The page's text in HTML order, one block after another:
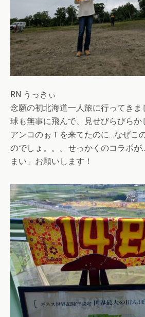
RN うっきぃ
念願の初北海道一人旅に行ってき
球も無事に飛んで、見せびらびらか
アンコのぉＴを来てたのに…なぜこ
のでしょ。。。せっかくのコラボ
まい」お願いします！